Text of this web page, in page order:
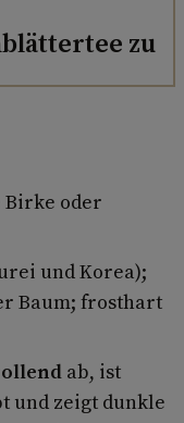
zu
Birke oder
und Korea);
Baum; frosthart
ab, ist
und zeigt dunkle